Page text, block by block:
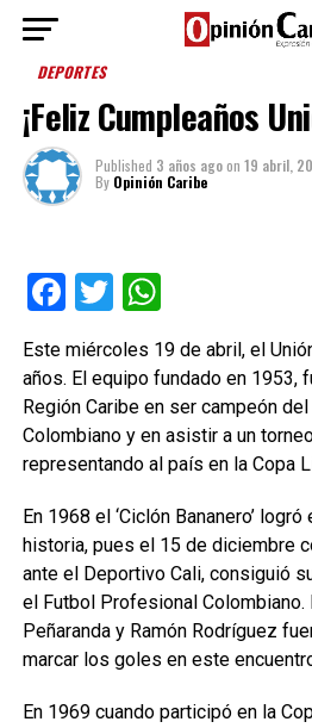
DEPORTES
¡Feliz Cumpleaños
Published 3 años agoon 19 abril,
By Opinión Caribe
Facebook
TwitterWhatsApp
Este miércoles 19 de abril, el
años. El equipo fundado en 1953,
Región Caribe en ser campeón
Colombiano y en asistir a un
representando al país en la Copa
En 1968 el ‘Ciclón Bananero’
historia, pues el 15 de diciembre
ante el Deportivo Cali, consiguió
el Futbol Profesional Colombiano.
Peñaranda y Ramón Rodríguez
marcar los goles en este
En 1969 cuando participó en la